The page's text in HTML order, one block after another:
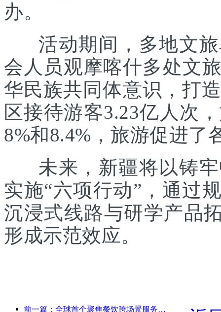
办。
活动期间，多地文旅
会人员观摩喀什多处文
华民族共同体意识，打
区接待游客3.23亿人次
8%和8.4%，旅游促进了
未来，新疆将以铸牢
实施“六项行动”，通过
沉浸式线路与研学产品
形成示范效应。
前一篇：全球首个聚焦餐饮跨场景服务的人形机器人发布